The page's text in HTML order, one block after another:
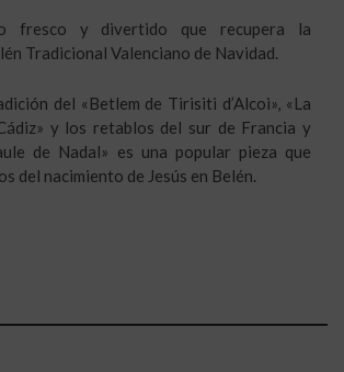
fresco y divertido que recupera la
Tradicional Valenciano de Navidad.
del «Betlem de Tirisiti d’Alcoi», «La
y los retablos del sur de Francia y
de Nadal» es una popular pieza que
del nacimiento de Jesús en Belén.